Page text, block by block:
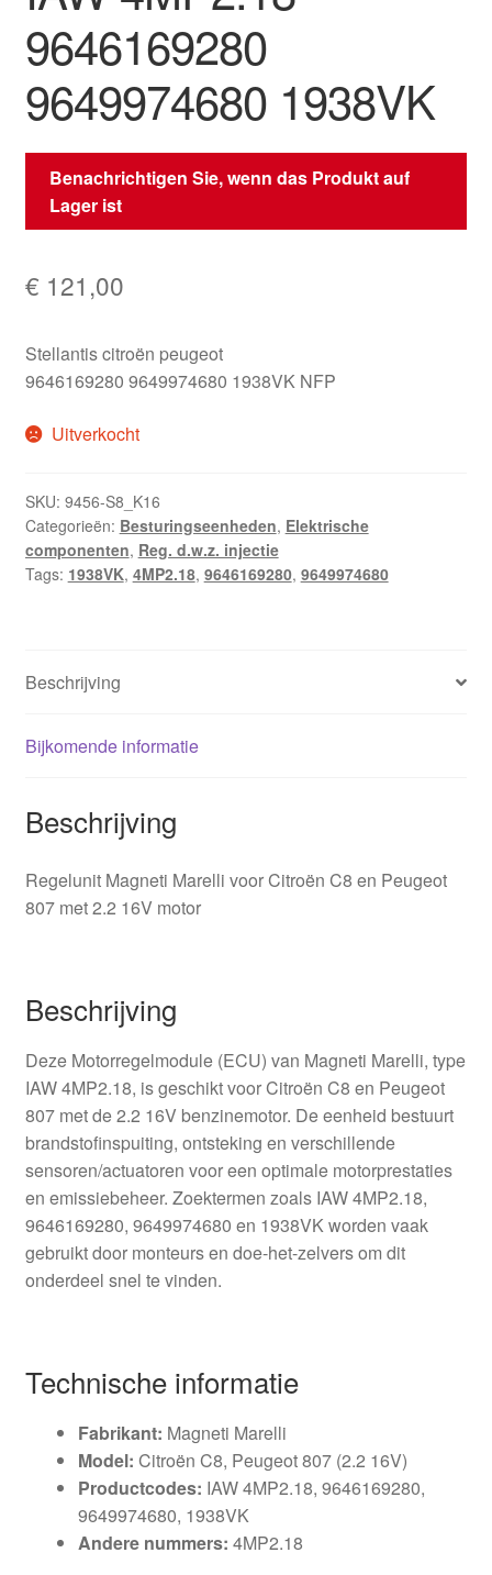
9646169280
9649974680 1938VK
Benachrichtigen Sie, wenn das Produkt auf
Lager ist
€ 121,00
Stellantis citroën peugeot
9646169280 9649974680 1938VK NFP
Uitverkocht
SKU: 9456-S8_K16
Categorieën: Besturingseenheden, Elektrische
componenten, Reg. d.w.z. injectie
Tags: 1938VK, 4MP2.18, 9646169280, 9649974680
Beschrijving
Bijkomende informatie
Beschrijving
Regelunit Magneti Marelli voor Citroën C8 en Peugeot
807 met 2.2 16V motor
Beschrijving
Deze Motorregelmodule (ECU) van Magneti Marelli, type
IAW 4MP2.18, is geschikt voor Citroën C8 en Peugeot
807 met de 2.2 16V benzinemotor. De eenheid bestuurt
brandstofinspuiting, ontsteking en verschillende
sensoren/actuatoren voor een optimale motorprestaties
en emissiebeheer. Zoektermen zoals IAW 4MP2.18,
9646169280, 9649974680 en 1938VK worden vaak
gebruikt door monteurs en doe-het-zelvers om dit
onderdeel snel te vinden.
Technische informatie
Fabrikant: Magneti Marelli
Model: Citroën C8, Peugeot 807 (2.2 16V)
Productcodes: IAW 4MP2.18, 9646169280,
9649974680, 1938VK
Andere nummers: 4MP2.18